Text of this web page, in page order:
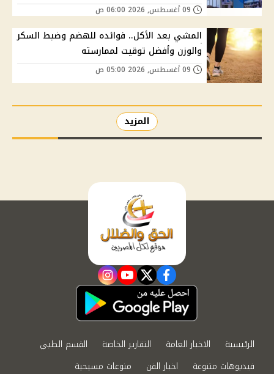
المشي بعد الأكل.. فوائده للهضم وضبط السكر
والوزن وأفضل توقيت لممارسته
المزيد
facebook
twitter
youtube
instagram
الرئيسية الاخبار العامة التقارير الخاصة
القسم الطبي
فيديوهات متنوعة
اخبار الفن منوعات مسيحية